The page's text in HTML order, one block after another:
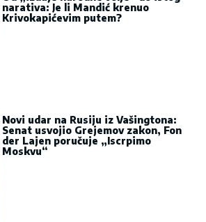
narativa: Je li Mandić krenuo
Krivokapićevim putem?
Novi udar na Rusiju iz Vašingtona:
Senat usvojio Grejemov zakon, Fon
der Lajen poručuje „Iscrpimo
Moskvu“